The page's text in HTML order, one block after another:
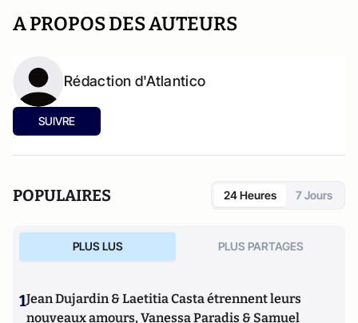
A PROPOS DES AUTEURS
Rédaction d'Atlantico
SUIVRE
POPULAIRES 24 Heures 7 Jours
PLUS LUS PLUS PARTAGES
1Jean Dujardin & Laetitia Casta étrennent leurs
nouveaux amours, Vanessa Paradis & Samuel